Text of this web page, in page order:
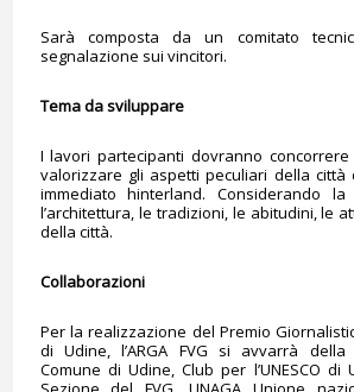
Sarà composta da un comitato
segnalazione sui vincitori.
Tema da sviluppare
I lavori partecipanti dovranno
valorizzare gli aspetti peculiari della
immediato hinterland. Considerando
l’architettura, le tradizioni, le abitudini, le
della città.
Collaborazioni
Per la realizzazione del Premio
di Udine, l’ARGA FVG si avvarrà della
Comune di Udine, Club per l’UNESCO di